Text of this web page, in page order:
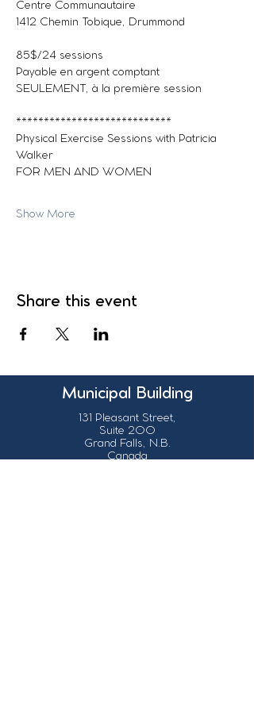
Centre Communautaire
1412 Chemin Tobique, Drummond
85$/24 sessions
Payable en argent comptant
SEULEMENT, à la première session
****************************
Physical Exercise Sessions with Patricia
Walker
FOR MEN AND WOMEN
Show More
Share this event
Municipal Building
131 Pleasant Street,
Suite 200
Grand Falls, N.B.
Canada